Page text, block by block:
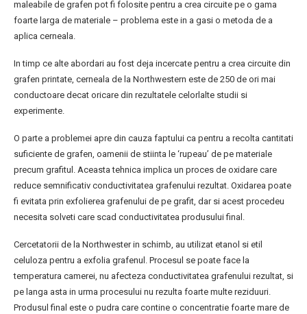
maleabile de grafen pot fi folosite pentru a crea circuite pe o gama
foarte larga de materiale – problema este in a gasi o metoda de a
aplica cerneala.
In timp ce alte abordari au fost deja incercate pentru a crea circuite din
grafen printate, cerneala de la Northwestern este de 250 de ori mai
conductoare decat oricare din rezultatele celorlalte studii si
experimente.
O parte a problemei apre din cauza faptului ca pentru a recolta cantitati
suficiente de grafen, oamenii de stiinta le ‘rupeau’ de pe materiale
precum grafitul. Aceasta tehnica implica un proces de oxidare care
reduce semnificativ conductivitatea grafenului rezultat. Oxidarea poate
fi evitata prin exfolierea grafenului de pe grafit, dar si acest procedeu
necesita solveti care scad conductivitatea produsului final.
Cercetatorii de la Northwester in schimb, au utilizat etanol si etil
celuloza pentru a exfolia grafenul. Procesul se poate face la
temperatura camerei, nu afecteza conductivitatea grafenului rezultat, si
pe langa asta in urma procesului nu rezulta foarte multe reziduuri.
Produsul final este o pudra care contine o concentratie foarte mare de